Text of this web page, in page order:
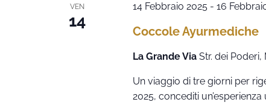
VEN
14
Coccole Ayurmediche
14 Febbraio 2025- 16
La Grande Via Str. dei
Un viaggio di tre giorni per
2025, concediti